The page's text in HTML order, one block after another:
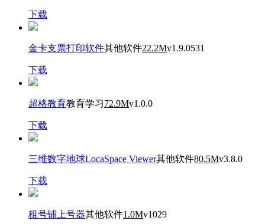
下载
金卡支票打印软件其他软件22.2Mv1.9.0531
下载
超格教育教育学习72.9Mv1.0.0
下载
三维数字地球LocaSpace Viewer其他软件80.5Mv3.8.0
下载
租号铺上号器其他软件1.0Mv1029